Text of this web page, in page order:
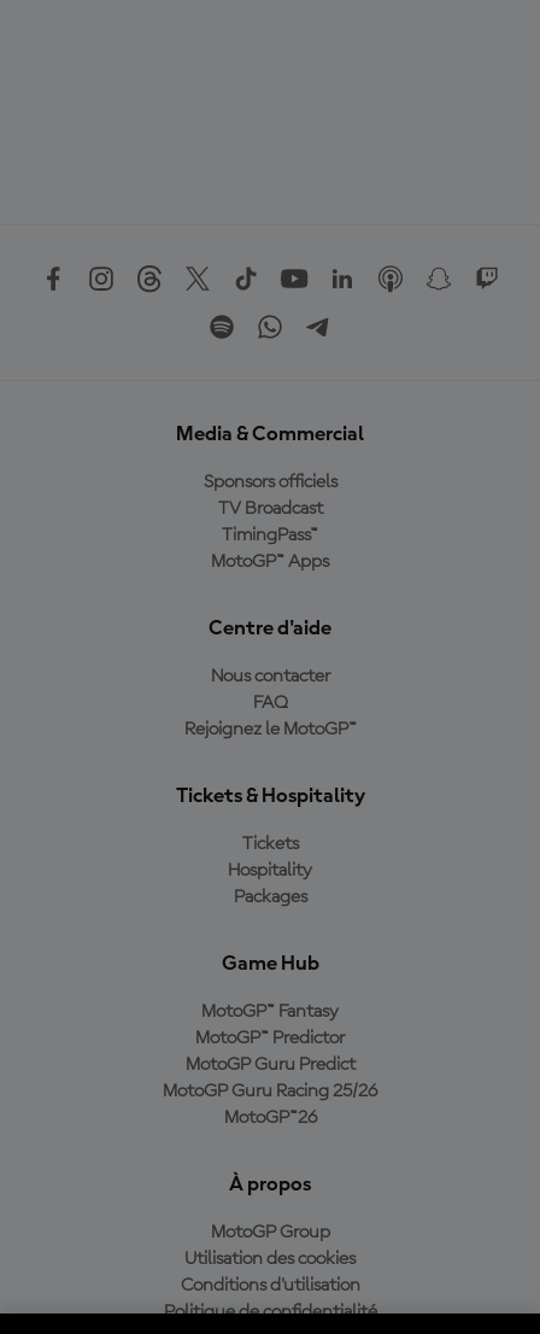
Media & Commercial
Sponsors officiels
TV Broadcast
TimingPass™
MotoGP™ Apps
Centre d'aide
Nous contacter
FAQ
Rejoignez le MotoGP™
Tickets & Hospitality
Tickets
Hospitality
Packages
Game Hub
MotoGP™ Fantasy
MotoGP™ Predictor
MotoGP Guru Predict
MotoGP Guru Racing 25/26
MotoGP™26
À propos
MotoGP Group
Utilisation des cookies
Conditions d'utilisation
Politique de confidentialité